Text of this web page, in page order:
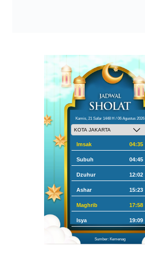
Kamis, 21 Safar 1448 H / 06 Agustus 2026
Imsak 04:35
Subuh 04:45
Dzuhur 12:02
Ashar 15:23
Maghrib 17:58
Isya 19:09
Sumber: Kemenag